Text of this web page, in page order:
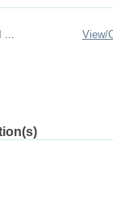
...
View/